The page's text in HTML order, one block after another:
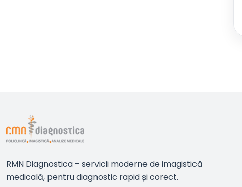
RMN Diagnostica – servicii moderne de imagistică
medicală, pentru diagnostic rapid și corect.